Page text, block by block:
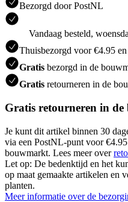
Bezorgd door PostNL
Vandaag besteld,
Thuisbezorgd voor €4.95
Gratis bezorgd in de
Gratis retourneren in de
Gratis retourneren in
Je kunt dit artikel binnen 30
via een PostNL-punt voor
bouwmarkt. Lees meer over
Let op: De bedenktijd en het
op maat gemaakte artikelen en
planten.
Meer informatie over de